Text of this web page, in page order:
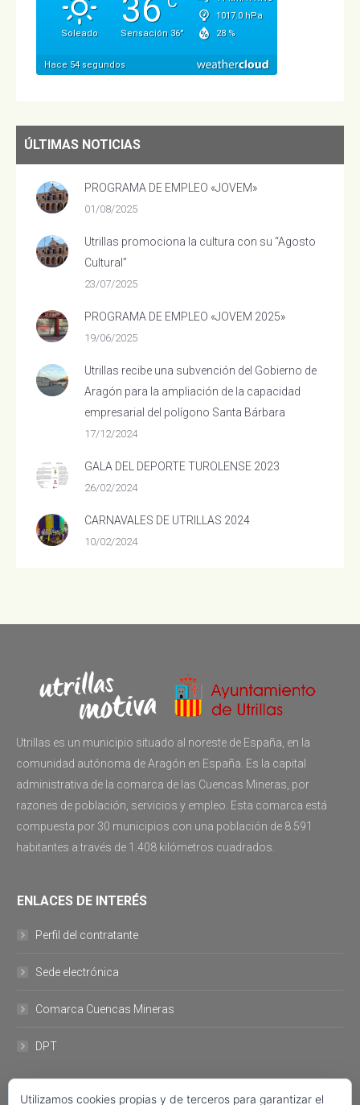
ÚLTIMAS NOTICIAS
PROGRAMA DE EMPLEO «JOVEM»
01/08/2025
Utrillas promociona la cultura con su “Agosto
Cultural”
23/07/2025
PROGRAMA DE EMPLEO «JOVEM 2025»
19/06/2025
Utrillas recibe una subvención del Gobierno de
Aragón para la ampliación de la capacidad
empresarial del polígono Santa Bárbara
17/12/2024
GALA DEL DEPORTE TUROLENSE 2023
26/02/2024
CARNAVALES DE UTRILLAS 2024
10/02/2024
Utrillas es un municipio situado al noreste de España, en la
comunidad autónoma de Aragón en España. Es la capital
administrativa de la comarca de las Cuencas Mineras, por
razones de población, servicios y empleo. Esta comarca está
compuesta por 30 municipios con una población de 8.591
habitantes a través de 1.408 kilómetros cuadrados.
ENLACES DE INTERÉS
Perfil del contratante
Sede electrónica
Comarca Cuencas Mineras
DPT
DATOS DE CONTACTO
Utilizamos cookies propias y de terceros para garantizar el